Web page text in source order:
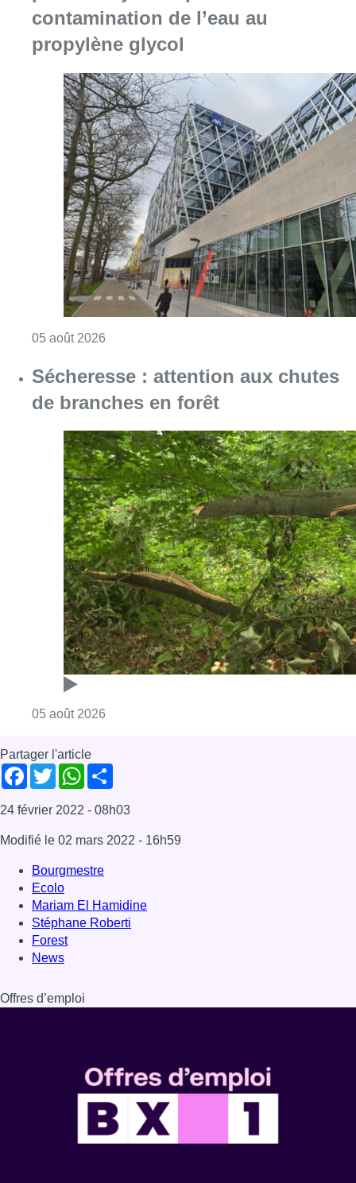
contamination de l’eau au
propylène glycol
05 août 2026
Sécheresse : attention aux chutes
de branches en forêt
05 août 2026
Partager l'article
Facebook
TwitterWhatsApp
24 février 2022 - 08h03
Modifié le 02 mars 2022 - 16h59
Bourgmestre
Ecolo
Mariam El Hamidine
Stéphane Roberti
Forest
News
Offres d’emploi